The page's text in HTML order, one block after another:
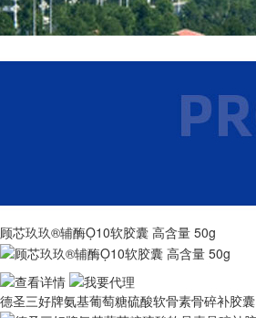
顾芯玖玖®辅酶Ọ10软胶囊 高含量 50g
德圣三好牌氨基葡萄糖硫酸软骨素骨碎补胶囊